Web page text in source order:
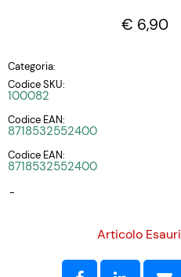
€ 6,90
Categoria:
Codice SKU:
100082
Codice EAN:
8718532552400
Codice EAN:
8718532552400
-
Articolo